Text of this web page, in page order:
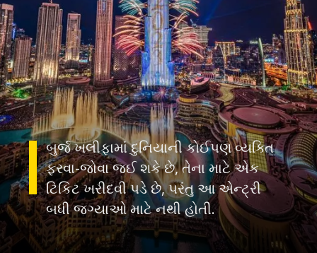
બુર્જ ખલીફામાં દુનિયાની કોઈપણ વ્યક્તિ
ફરવા-જોવા જઈ શકે છે, તેના માટે એક
ટિકિટ ખરીદવી પડે છે, પરંતુ આ એન્ટ્રી
બધી જગ્યાઓ માટે નથી હોતી.